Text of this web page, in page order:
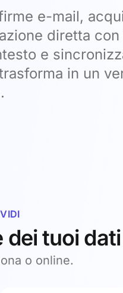
e-mail,
diretta
e
in un
tuoi
o online.